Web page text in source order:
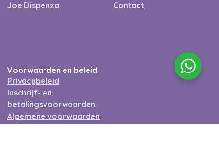
Joe Dispenza
Contact
Voorwaarden en beleid
Privacybeleid
Inschrijf- en
betalingsvoorwaarden
Algemene voorwaarden